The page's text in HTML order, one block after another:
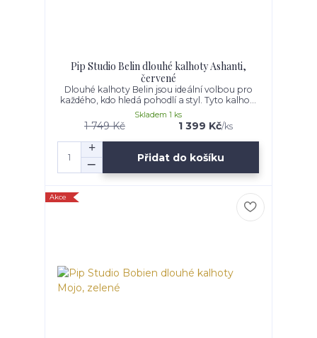
Pip Studio Belin dlouhé kalhoty Ashanti,
červené
Dlouhé kalhoty Belin jsou ideální volbou pro
každého, kdo hledá pohodlí a styl. Tyto kalho...
1 749 Kč 1 399 Kč/ks
Skladem 1 ks
Přidat do košíku
Akce